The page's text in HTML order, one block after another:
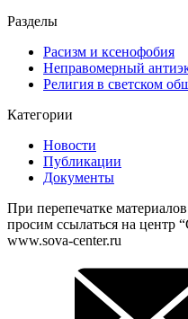
Разделы
Расизм и ксенофобия
Неправомерный
Религия в светском
Категории
Новости
Публикации
Документы
При перепечатке
просим ссылаться на центр
www.sova-center.ru